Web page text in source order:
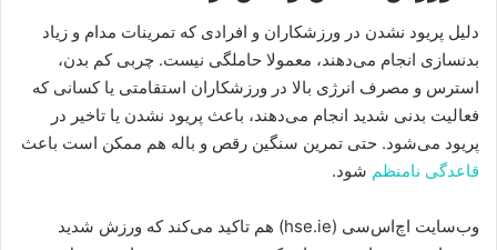
دلیل پریود نشدن در ورزشکاران و افرادی که تمرینات مدام و زیاد
بدنسازی انجام می‌دهند، معمولا حاملگی نیست. چربی کم بدن،
استرس و مصرف انرژی بالا در ورزشکاران استقامتی یا کسانی که
فعالیت بدنی شدید انجام می‌دهند، باعث پریود نشدن یا تاخیر در
پریود می‌شود. حتی تمرین سنگین رقص و باله هم ممکن است باعث
قاعدگی نامنظم شود.
وب‌سایت اچ‌اس‌سی (hse.ie) هم تاکید می‌کند که ورزش شدید